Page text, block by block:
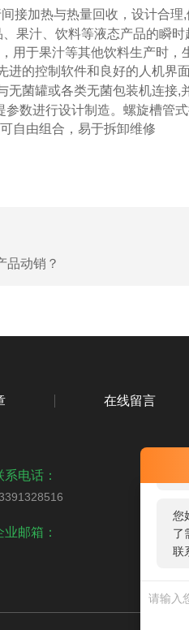
您
了
联
接加热与热量回收，设计合理,
果汁、饮料等液态产品的瞬时
用于果汁等其他饮料生产时，
进的控制软件和良好的人机界
无菌罐或各类无菌包装机连接,
数进行设计制造。螺旋槽管
自由组合，易于拆卸维修
品动销？
在线留言
系电话：
业邮箱：